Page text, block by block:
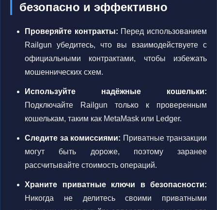
безопасно и эффективно
Проверяйте контракты: Перед использованием
Railgun убедитесь, что вы взаимодействуете с
официальными контрактами, чтобы избежать
мошеннических схем.
Используйте надёжные кошельки:
Подключайте Railgun только к проверенным
кошелькам, таким как MetaMask или Ledger.
Следите за комиссиями: Приватные транзакции
могут быть дороже, поэтому заранее
рассчитывайте стоимость операций.
Храните приватные ключи в безопасности:
Никогда не делитесь своими приватными